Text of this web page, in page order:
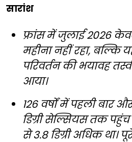
सारांश
फ्रांस में जुलाई 2026
महीना नहीं रहा, बल्कि
परिवर्तन की भयावह
आया।
126 वर्षों में पहली बार
डिग्री सेल्सियस तक पहुंच
से 3.8 डिग्री अधिक था।